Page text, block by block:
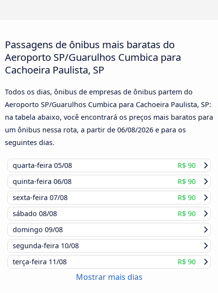
Passagens de ônibus mais baratas do
Aeroporto SP/Guarulhos Cumbica para
Cachoeira Paulista, SP
Todos os dias, ônibus de empresas de ônibus partem do
Aeroporto SP/Guarulhos Cumbica para Cachoeira Paulista, SP:
na tabela abaixo, você encontrará os preços mais baratos para
um ônibus nessa rota, a partir de 06/08/2026 e para os
seguintes dias.
quarta-feira 05/08
R$ 90
quinta-feira 06/08
R$ 90
sexta-feira 07/08
R$ 90
sábado 08/08
R$ 90
domingo 09/08
segunda-feira 10/08
terça-feira 11/08 R$ 90
Mostrar mais dias